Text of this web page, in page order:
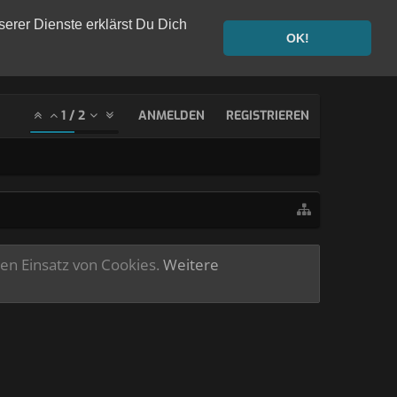
Dienste erklärst Du Dich
OK!
1 / 2 ANMELDEN REGISTRIEREN
Einsatz von Cookies. Weitere